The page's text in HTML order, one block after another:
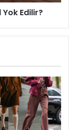
Edilir?